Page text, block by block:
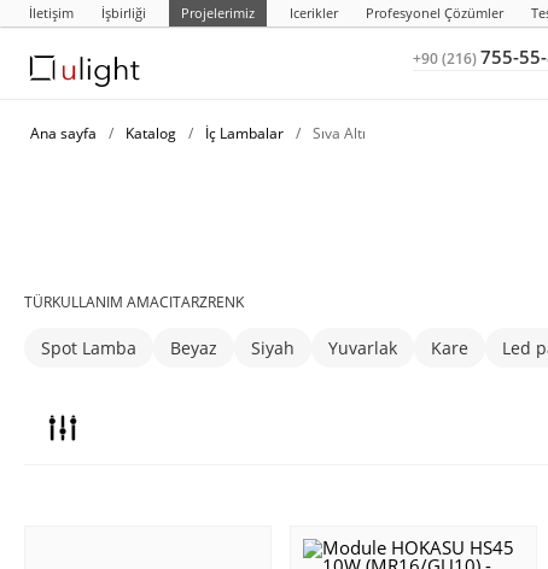
İletişim İşbirliği Projelerimiz Icerikler Profesyonel Çözümler
+90 (216)755-
Ana sayfa / Katalog / İç Lambalar / Sıva Altı
TÜRKULLANIM AMACITARZRENK
Spot Lamba Beyaz Siyah Yuvarlak Kare Led